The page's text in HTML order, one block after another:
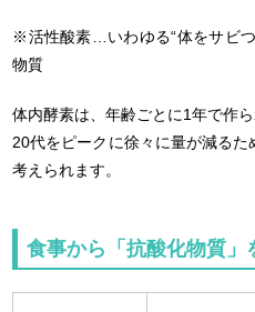
※活性酸素…いわゆる“体をサビ
物質
体内酵素は、年齢ごとに1年で作
20代をピークに徐々に量が減る
考えられます。
食事から「抗酸化物質」